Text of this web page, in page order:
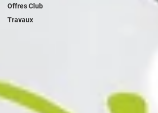
Offres Club
Travaux